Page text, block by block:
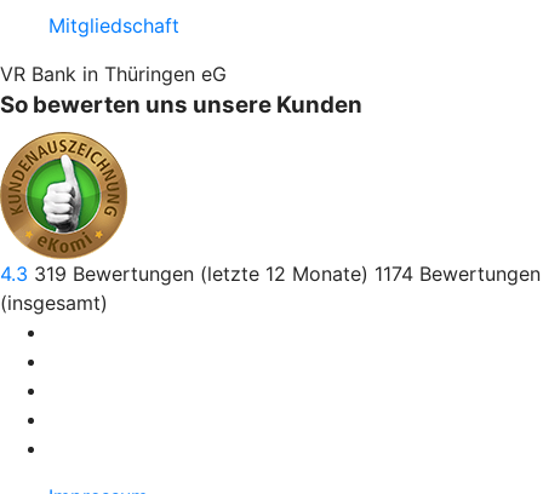
Mitgliedschaft
VR Bank in Thüringen eG
So bewerten uns unsere Kunden
4.3 319 Bewertungen (letzte 12 Monate) 1174 Bewertungen
(insgesamt)